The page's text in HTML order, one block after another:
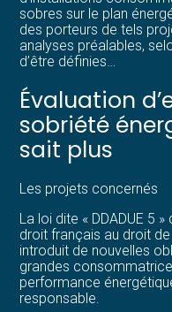
Structurer votre
Être prêt pour la
électronique
sobres sur le plan
des porteurs de tels
analyses préalables,
d’être définies…
Évaluation
sobriété
sait plus
Les projets concernés
La loi dite « DDADUE 5
droit français au droit de
introduit de nouvelles
grandes
performance
responsable.